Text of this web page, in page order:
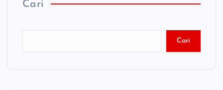
Cari
Cari